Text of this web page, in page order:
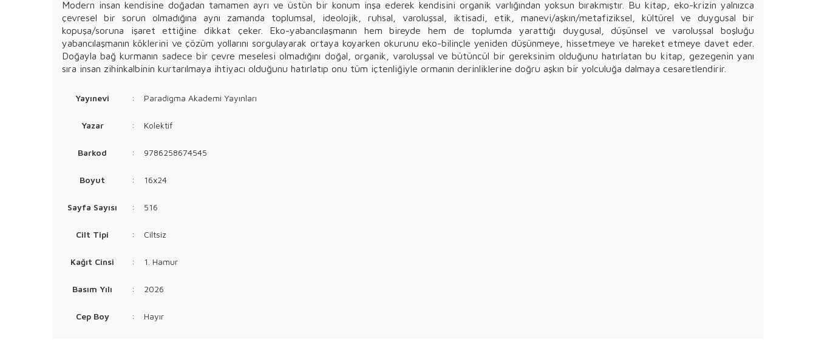
Modern insan kendisine doğadan tamamen ayrı ve üstün bir konum inşa ederek kendisini organik varlığından yoksun bırakmıştır. Bu kitap, eko-krizin yalnızca
çevresel bir sorun olmadığına aynı zamanda toplumsal, ideolojik, ruhsal, varoluşsal, iktisadi, etik, manevi/aşkın/metafiziksel, kültürel ve duygusal bir
kopuşa/soruna işaret ettiğine dikkat çeker. Eko-yabancılaşmanın hem bireyde hem de toplumda yarattığı duygusal, düşünsel ve varoluşsal boşluğu
yabancılaşmanın köklerini ve çözüm yollarını sorgulayarak ortaya koyarken okurunu eko-bilinçle yeniden düşünmeye, hissetmeye ve hareket etmeye davet eder.
Doğayla bağ kurmanın sadece bir çevre meselesi olmadığını doğal, organik, varoluşsal ve bütüncül bir gereksinim olduğunu hatırlatan bu kitap, gezegenin yanı
sıra insan zihinkalbinin kurtarılmaya ihtiyacı olduğunu hatırlatıp onu tüm içtenliğiyle ormanın derinliklerine doğru aşkın bir yolculuğa dalmaya cesaretlendirir.
Yayınevi : Paradigma Akademi Yayınları
Yazar : Kolektif
Barkod : 9786258674545
Boyut : 16x24
Sayfa Sayısı : 516
Cilt Tipi : Ciltsiz
Kağıt Cinsi : 1. Hamur
Basım Yılı : 2026
Cep Boy : Hayır